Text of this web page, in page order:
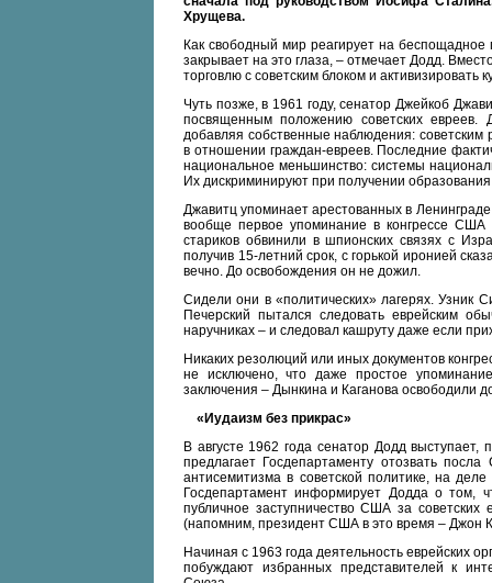
Хрущева.
Как свободный мир реагирует на
закрывает на это глаза, – отмечает Додд.
торговлю с советским блоком и активизировать
Чуть позже, в 1961 году, сенатор Джейкоб
посвященным положению советских евреев.
добавляя собственные наблюдения:
в отношении граждан-евреев. Последние
национальное меньшинство: системы
Их дискриминируют при получении
Джавитц упоминает арестованных в
вообще первое упоминание в конгрессе США
стариков обвинили в шпионских связях с
получив 15-летний срок, с горькой иронией
вечно. До освобождения он не дожил.
Сидели они в «политических» лагерях. Узник
Печерский пытался следовать еврейским
наручниках – и следовал кашруту даже если
Никаких резолюций или иных документов
не исключено, что даже простое
заключения – Дынкина и Каганова освободили
«Иудаизм без прикрас»
В августе 1962 года сенатор Додд
предлагает Госдепартаменту отозвать
антисемитизма в советской политике, на
Госдепартамент информирует Додда о том,
публичное заступничество США за
(напомним, президент США в это время – Джон
Начиная с 1963 года деятельность еврейских
побуждают избранных представителей к